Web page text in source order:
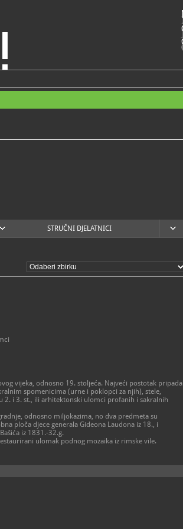
STRUČNI DJELATNICI
vijeka, odnosno 19. stoljeća. Najveći postotak pripada
spomenicima (urne i poklopci za njih), stele,
2. i 3. st., ili arhitektonski ulomci profanih i sakralnih
odnosno miljokazima, no dva predmeta su
ploča djece generala Gideona Laudona iz 18., i
iz 1831.-32.g.
ulomak podnog mozaika iz rimske vile.